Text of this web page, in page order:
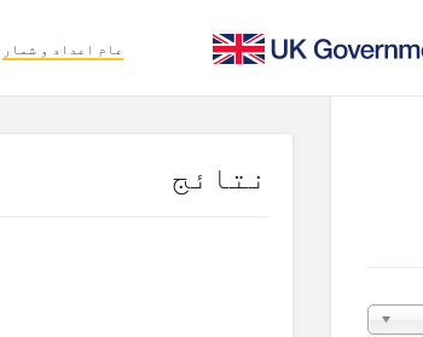
عام اعداد و شمار
نتائج